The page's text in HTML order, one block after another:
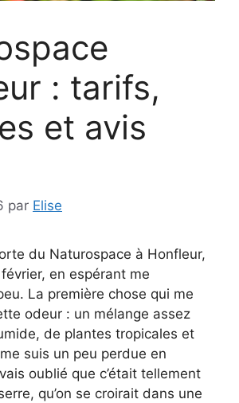
: tarifs,
et avis
par Elise
du Naturospace à Honfleur,
en espérant me
La première chose qui me
odeur : un mélange assez
de plantes tropicales et
suis un peu perdue en
oublié que c’était tellement
qu’on se croirait dans une